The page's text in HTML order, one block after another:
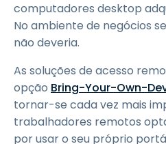
computadores desktop
No ambiente de negócios
não deveria.
As soluções de acesso
opção Bring-Your-Own-
tornar-se cada vez mais
trabalhadores remotos
por usar o seu próprio